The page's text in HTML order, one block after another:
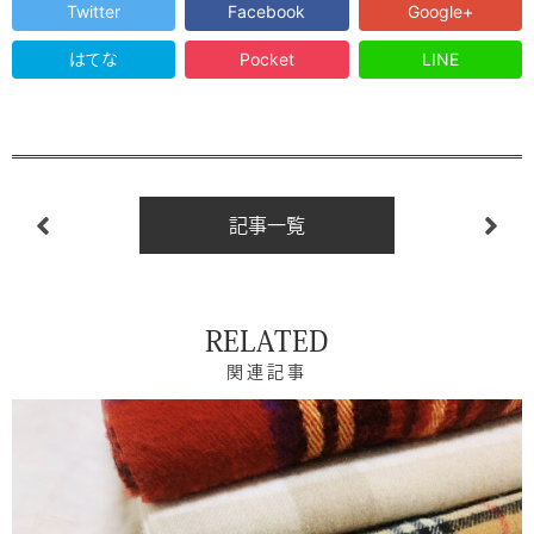
Twitter Facebook Google+
はてな Pocket LINE
記事一覧
RELATED
関連記事